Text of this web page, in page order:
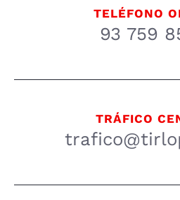
TELÉFONO
93 759
TRÁFICO